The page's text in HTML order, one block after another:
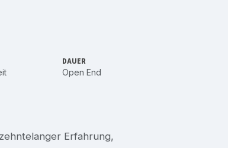
DAUER
Open End
Erfahrung,